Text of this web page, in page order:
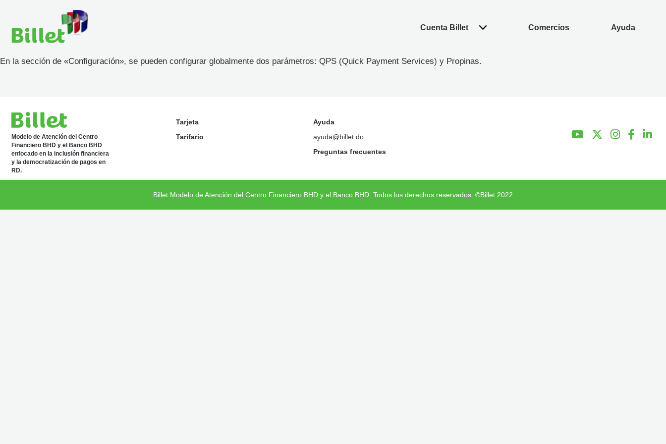
Cuenta Billet Comercios Ayuda
En la sección de «Configuración», se pueden configurar globalmente dos parámetros: QPS (Quick Payment Services) y Propinas.
Modelo de Atención del Centro
Financiero BHD y el Banco BHD
enfocado en la inclusión financiera
y la democratización de pagos en
RD.
Tarjeta
Tarifario
Ayuda
ayuda@billet.do
Preguntas frecuentes
Billet Modelo de Atención del Centro Financiero BHD y el Banco BHD. Todos los derechos reservados. ©Billet 2022